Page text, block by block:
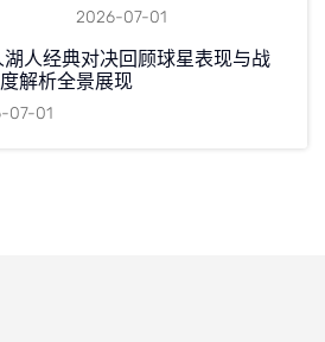
2026-07-01
人经典对决回顾球星表现与战
解析全景展现
07-01